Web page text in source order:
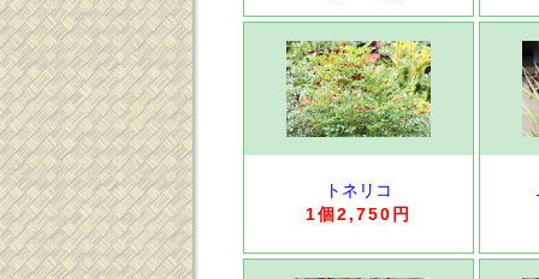
トネリコ
1個2,750円